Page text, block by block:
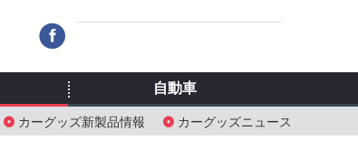
カーグッズ新製品情報 カーグッズニュース
自動車